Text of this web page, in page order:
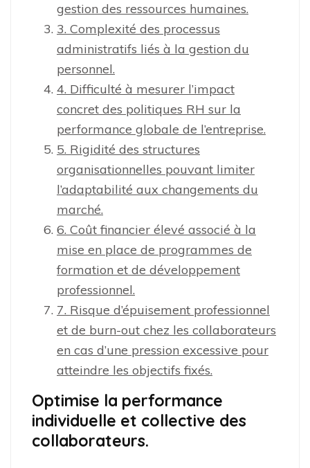
gestion des ressources humaines.
3. Complexité des processus
administratifs liés à la gestion du
personnel.
4. Difficulté à mesurer l’impact
concret des politiques RH sur la
performance globale de l’entreprise.
5. Rigidité des structures
organisationnelles pouvant limiter
l’adaptabilité aux changements du
marché.
6. Coût financier élevé associé à la
mise en place de programmes de
formation et de développement
professionnel.
7. Risque d’épuisement professionnel
et de burn-out chez les collaborateurs
en cas d’une pression excessive pour
atteindre les objectifs fixés.
Optimise la performance
individuelle et collective des
collaborateurs.